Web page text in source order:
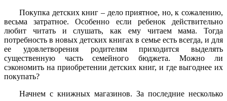
Покупка детских книг – дело приятное, но, к сожалению,
весьма затратное. Особенно если ребенок действительно
любит читать и слушать, как ему читаем мама. Тогда
потребность в новых детских книгах в семье есть всегда, и для
ее удовлетворения родителям приходится выделять
существенную часть семейного бюджета. Можно ли
сэкономить на приобретении детских книг, и где выгоднее их
покупать?
Начнем с книжных магазинов. За последние несколько